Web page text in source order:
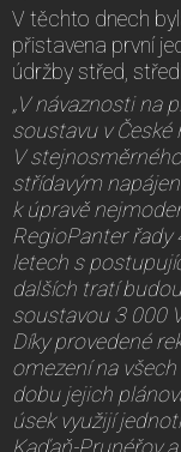
V těchto dnech
přistavena první
údržby střed,
„V návaznosti na
soustavu v
V
střídavým
k úpravě
RegioPanter
letech s
dalších tratí
soustavou 3 000
Díky provedené
omezení na
dobu jejich
úsek využijí
Kaďaň-Prunéřov